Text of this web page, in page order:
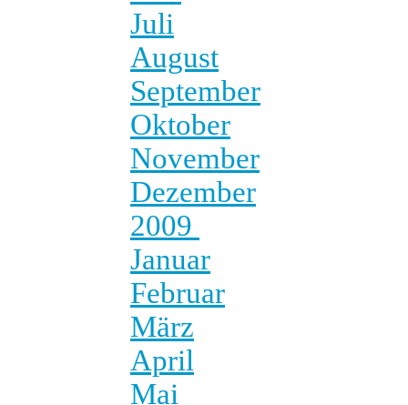
Juli
August
September
Oktober
November
Dezember
2009
Januar
Februar
März
April
Mai